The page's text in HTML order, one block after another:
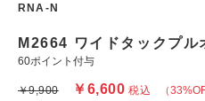
RNA-N
M2664 ワイドタックプル
60ポイント付与
（
￥6,600 税込
￥9,900